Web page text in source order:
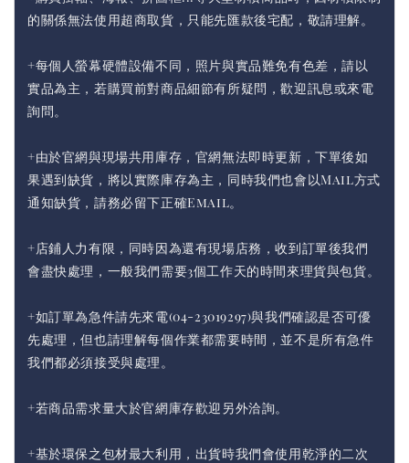
的關係無法使用超商取貨，只能先匯款後宅配，敬請理解。
+每個人螢幕硬體設備不同，照片與實品難免有色差，請以
實品為主，若購買前對商品細節有所疑問，歡迎訊息或來電
詢問。
+由於官網與現場共用庫存，官網無法即時更新，下單後如
果遇到缺貨，將以實際庫存為主，同時我們也會以Mail方式
通知缺貨，請務必留下正確Email。
+店鋪人力有限，同時因為還有現場店務，收到訂單後我們
會盡快處理，一般我們需要3個工作天的時間來理貨與包貨。
+如訂單為急件請先來電(04-23019297)與我們確認是否可優
先處理，但也請理解每個作業都需要時間，並不是所有急件
我們都必須接受與處理。
+若商品需求量大於官網庫存歡迎另外洽詢。
+基於環保之包材最大利用，出貨時我們會使用乾淨的二次